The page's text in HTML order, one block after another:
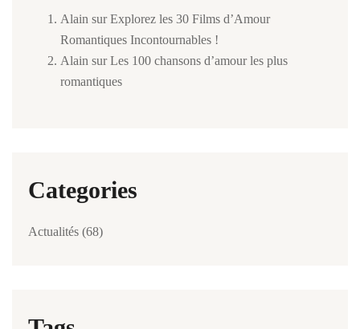
Alain surExplorez les 30 Films d’Amour
Romantiques Incontournables !
Alain surLes 100 chansons d’amour les plus
romantiques
Categories
Actualités (68)